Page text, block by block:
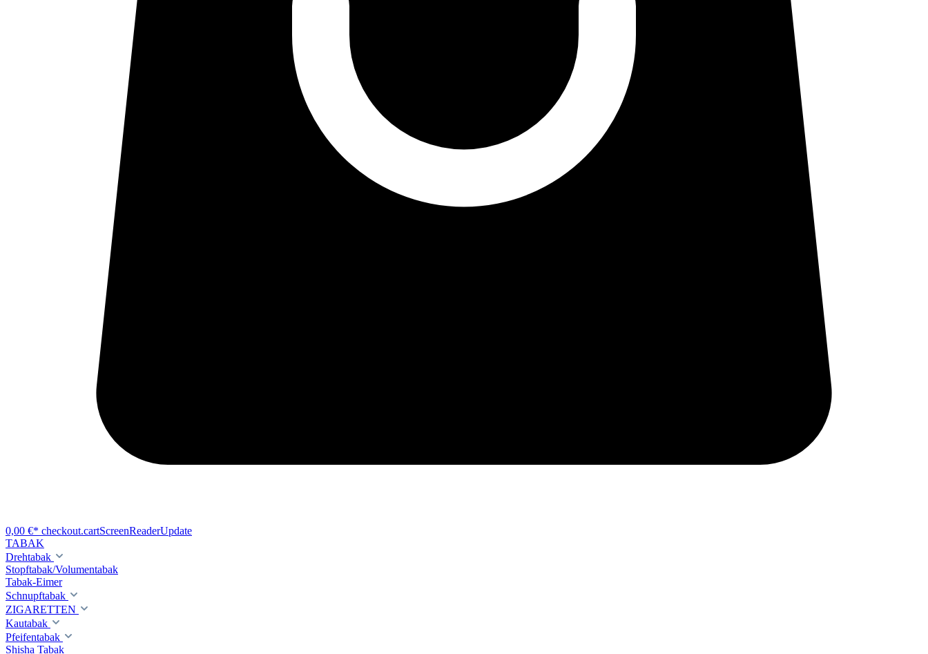
0,00 €* checkout.cartScreenReaderUpdate
TABAK
Drehtabak
Stopftabak/Volumentabak
Tabak-Eimer
Schnupftabak
ZIGARETTEN
Kautabak
Pfeifentabak
Shisha Tabak